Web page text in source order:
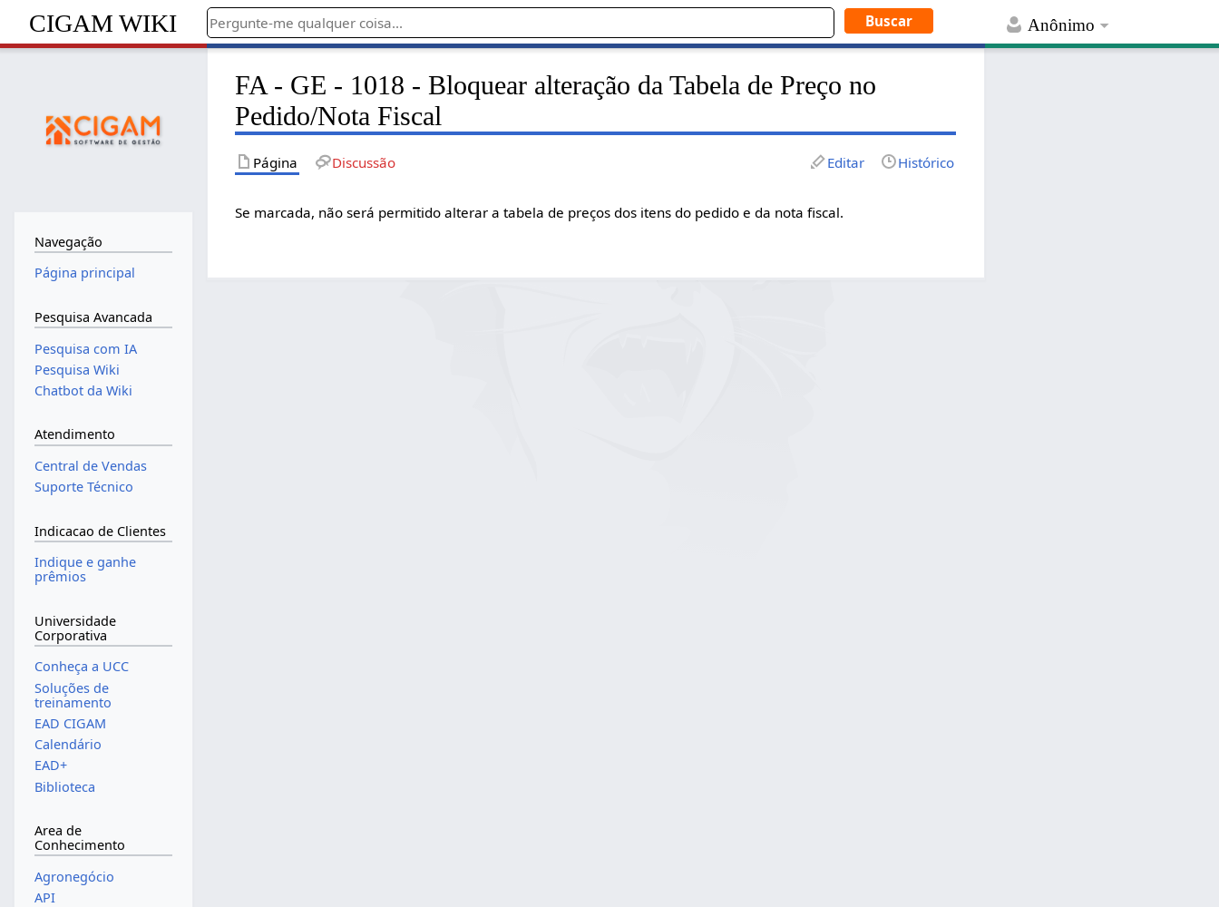
Anônimo
CIGAM WIKI
FA - GE - 1018 - Bloquear alteração da Tabela de Preço no
Pedido/Nota Fiscal
Página Discussão Editar Histórico
Se marcada, não será permitido alterar a tabela de preços dos itens do pedido e da nota fiscal.
Navegação
Página principal
Pesquisa Avancada
Pesquisa com IA
Pesquisa Wiki
Chatbot da Wiki
Atendimento
Central de Vendas
Suporte Técnico
Indicacao de Clientes
Indique e ganhe
prêmios
Universidade
Corporativa
Conheça a UCC
Soluções de
treinamento
EAD CIGAM
Calendário
EAD+
Biblioteca
Area de
Conhecimento
Agronegócio
API